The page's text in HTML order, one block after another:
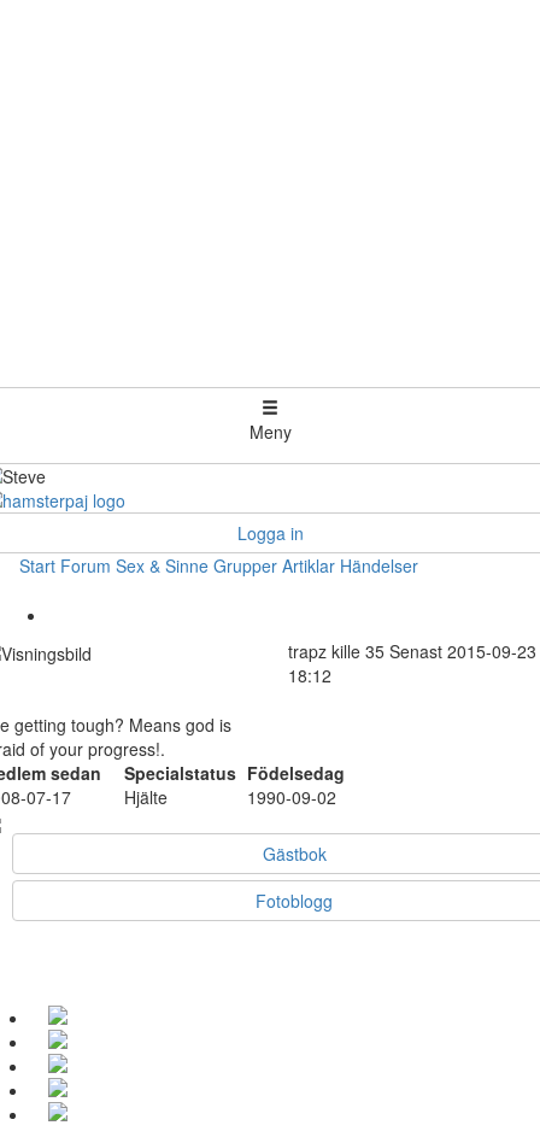
Meny
Logga in
Start Forum Sex & Sinne Grupper Artiklar Händelser
trapz kille 35 Senast 2015-09-23
18:12
getting tough? Means god is
of your progress!.
sedan
Specialstatus Födelsedag
07-17
Hjälte 1990-09-02
Gästbok
Fotoblogg